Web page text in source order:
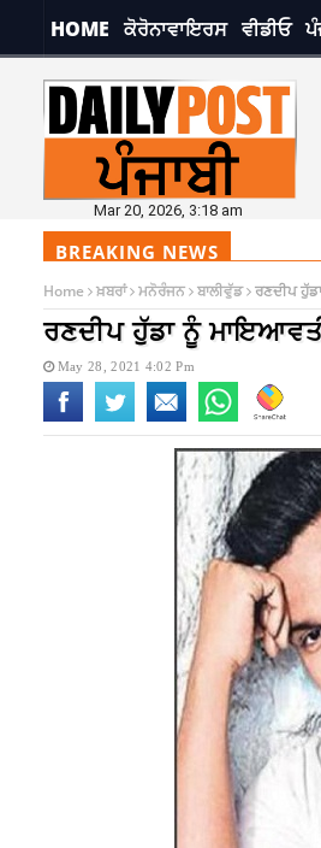
HOME ਕੋਰੋਨਾਵਾਇਰਸ ਵੀਡੀਓ
Mar 20, 2026, 3:18 am
BREAKING NEWS
Home ਖ਼ਬਰਾਂ ਮਨੋਰੰਜਨ ਬਾਲੀਵੁੱਡ ਰਣਦੀਪ
ਰਣਦੀਪ ਹੁੱਡਾ ਨੂੰ
May 28, 2021 4:02 Pm